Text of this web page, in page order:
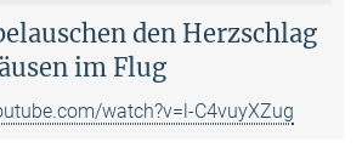
den Herzschlag
im Flug
watch?v=l-C4vuyXZug